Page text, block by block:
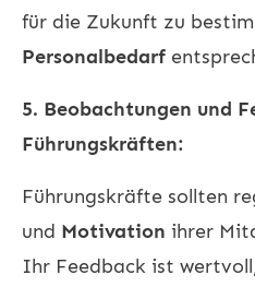
für die Zukunft zu
Personalbedarf
5. Beobachtungen und
Führungskräften:
Führungskräfte sollten
und Motivation ihrer
Ihr Feedback ist